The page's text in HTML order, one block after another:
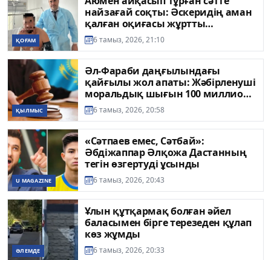
ҚОҒАМ
найзағай соқты: Әскеридің аман
қалған оқиғасы жұртты
таңғалдырды
6 тамыз, 2026, 21:10
ҚЫЛМЫС
Әл-Фараби даңғылындағы
қайғылы жол апаты: Жәбірленуші
моральдық шығын 100 миллион
теңге сұрады
6 тамыз, 2026, 20:58
U MAGAZINE
«Сәтпаев емес, Сәтбай»:
Әбдіжаппар Әлқожа Дастанның
тегін өзгертуді ұсынды
6 тамыз, 2026, 20:43
ӘЛЕМДЕ
Ұлын құтқармақ болған әйел
баласымен бірге терезеден құлап
көз жұмды
6 тамыз, 2026, 20:33